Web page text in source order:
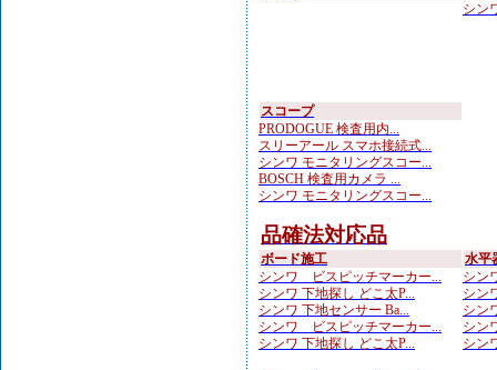
シン
スコープ
PRODOGUE 検査用内...
スリーアール スマホ接続式...
シンワ モニタリングスコー...
BOSCH 検査用カメラ ...
シンワ モニタリングスコー...
品確法対応品
ボード施工
シンワ ビスピッチマーカー...
シンワ 下地探し どこ太P...
シンワ 下地センサー Ba...
シンワ ビスピッチマーカー...
シンワ 下地探し どこ太P...
水平
シン
シン
シン
シン
シン